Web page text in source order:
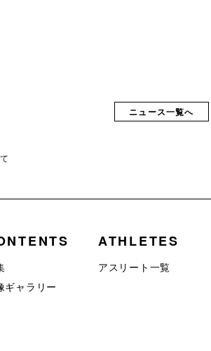
ニュース一覧へ
ギャラリー
ATHLETES
アスリート一覧